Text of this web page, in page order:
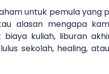
untuk pemula yang
alasan mengapa
biaya kuliah, liburan
sekolah, healing,